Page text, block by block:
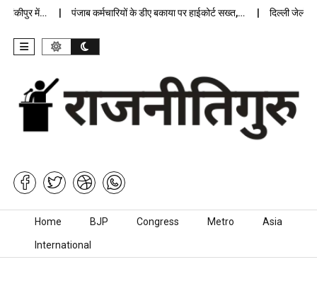
में… पंजाब कर्मचारियों के डीए बकाया पर हाईकोर्ट सख्त,… दिल्ली जेलों में
Skip to content
Home BJP Congress Metro Asia
International